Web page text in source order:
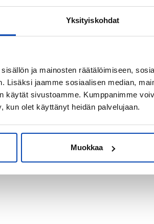
Yksityiskohdat
ja mainosten räätälöimiseen,
Lisäksi jaamme sosiaalisen median,
käytät sivustoamme. Kumppanimme
kun olet käyttänyt heidän palvelujaan.
Muokkaa
sijoitus-